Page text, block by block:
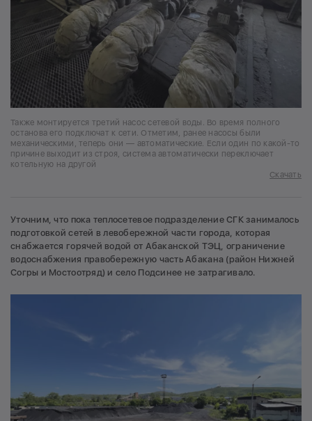
Также монтируется третий насос сетевой воды. Во время полного
останова его подключат к сети. Отметим, ранее насосы были
механическими, теперь они — автоматические. Если один по какой-то
причине выходит из строя, система автоматически переключает
котельную на другой
Скачать
Уточним, что пока теплосетевое подразделение СГК занималось
подготовкой сетей в левобережной части города, которая
снабжается горячей водой от Абаканской ТЭЦ, ограничение
водоснабжения правобережную часть Абакана (район Нижней
Согры и Мостоотряд) и село Подсинее не затрагивало.